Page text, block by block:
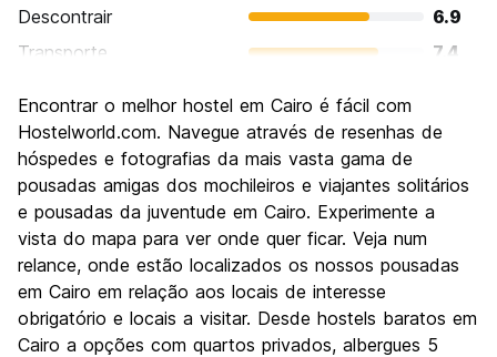
Descontrair
6.9
Transporte
7.4
Cultura
9.0
Festas / vida noturna
Custo-beneficio
8.9
Encontrar o melhor hostel em Cairo é fácil com
Hostelworld.com. Navegue através de resenhas de
hóspedes e fotografias da mais vasta gama de
pousadas amigas dos mochileiros e viajantes solitários
e pousadas da juventude em Cairo. Experimente a
vista do mapa para ver onde quer ficar. Veja num
relance, onde estão localizados os nossos pousadas
em Cairo em relação aos locais de interesse
obrigatório e locais a visitar. Desde hostels baratos em
Cairo a opções com quartos privados, albergues 5